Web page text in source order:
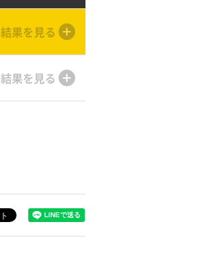
結果を見る
結果を見る